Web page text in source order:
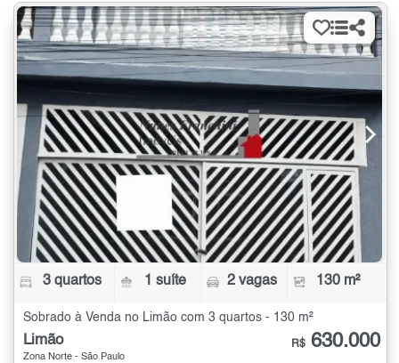
3 quartos 1 suíte 2 vagas 130 m²
Sobrado à Venda no Limão com 3 quartos - 130 m²
Limão
Zona Norte - São Paulo
R$ 630.000